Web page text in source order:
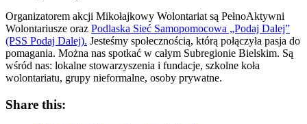
Organizatorem akcji Mikołajkowy Wolontariat są PełnoAktywni
Wolontariusze oraz Podlaska Sieć Samopomocowa „Podaj Dalej”
(PSS Podaj Dalej). Jesteśmy społecznością, którą połączyła pasja do
pomagania. Można nas spotkać w całym Subregionie Bielskim. Są
wśród nas: lokalne stowarzyszenia i fundacje, szkolne koła
wolontariatu, grupy nieformalne, osoby prywatne.
Share this: